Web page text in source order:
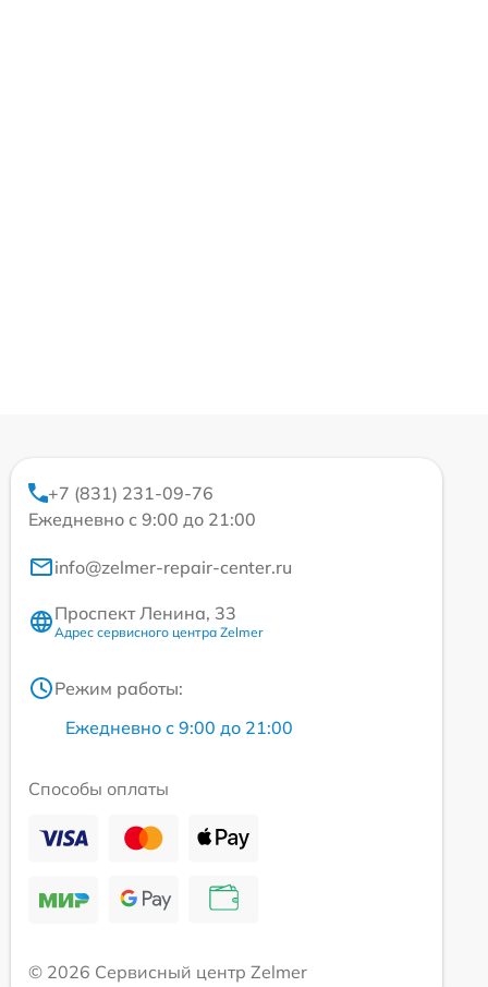
+7 (831) 231-09-76
Ежедневно с 9:00 до 21:00
info@zelmer-repair-center.ru
Проспект Ленина, 33
Адрес сервисного центра Zelmer
Режим работы:
Ежедневно с 9:00 до 21:00
Способы оплаты
© 2026 Сервисный центр Zelmer